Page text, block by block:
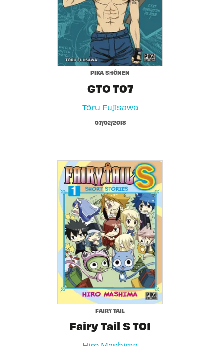
PIKA SHÔNEN
GTO T07
Tôru Fujisawa
07/02/2018
FAIRY TAIL
Fairy Tail S T01